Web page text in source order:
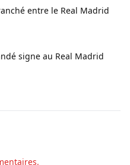
entre le Real Madrid
signe au Real Madrid